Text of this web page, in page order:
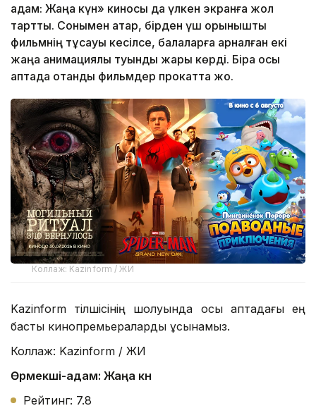
адам: Жаңа күн» киносы да үлкен экранға жол
тартты. Сонымен қатар, бірден үш қорқынышты
фильмнің тұсауы кесілсе, балаларға арналған екі
жаңа анимациялық туынды жарық көрді. Бірақ осы
аптада отандық фильмдер прокатта жоқ.
Коллаж: Kazinform / ЖИ
Kazinform тілшісінің шолуында осы аптадағы ең
басты кинопремьераларды ұсынамыз.
Коллаж: Kazinform / ЖИ
Өрмекші-адам: Жаңа күн
Рейтинг: 7.8